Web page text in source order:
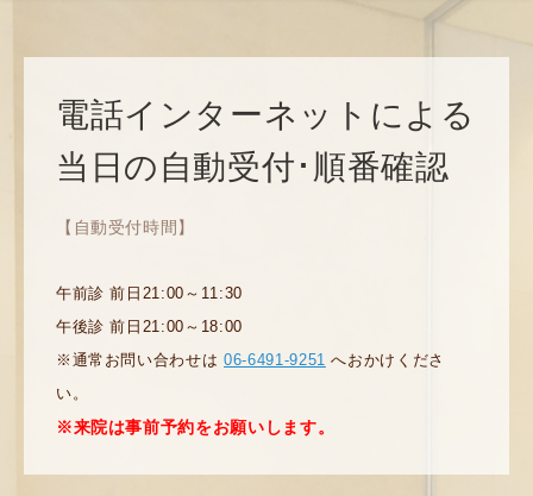
電話インターネットによる
当日の自動受付･順番確認
【自動受付時間】
午前診 前日21:00～11:30
午後診 前日21:00～18:00
※通常お問い合わせは06-6491-9251 へおかけくださ
い。
※来院は事前予約をお願いします。